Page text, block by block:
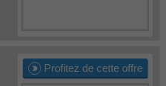
Profitez de cette offre